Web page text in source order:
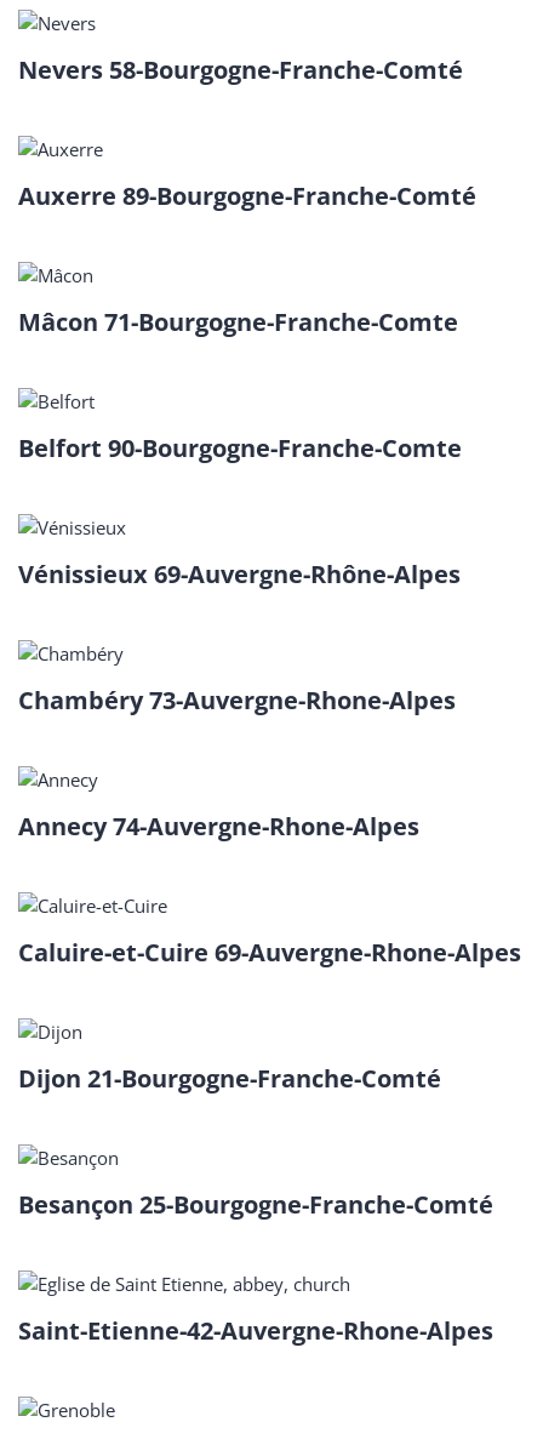
Nevers 58-Bourgogne-Franche-Comté
Auxerre 89-Bourgogne-Franche-Comté
Mâcon 71-Bourgogne-Franche-Comte
Belfort 90-Bourgogne-Franche-Comte
Vénissieux 69-Auvergne-Rhône-Alpes
Chambéry 73-Auvergne-Rhone-Alpes
Annecy 74-Auvergne-Rhone-Alpes
Caluire-et-Cuire 69-Auvergne-Rhone-Alpes
Dijon 21-Bourgogne-Franche-Comté
Besançon 25-Bourgogne-Franche-Comté
Saint-Etienne-42-Auvergne-Rhone-Alpes